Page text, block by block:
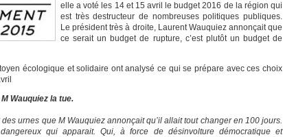
elle a voté les 14 et 15 avril le budget 2016 de la région qui
est très destructeur de nombreuses politiques publiques.
Le président très à droite, Laurent Wauquiez annonçait que
ce serait un budget de rupture, c’est plutôt un budget de
écologique et solidaire ont analysé ce qui se prépare avec ces choix
Wauquiez la tue.
urnes que M Wauquiez annonçait qu’il allait tout changer en 100 jours.
qui apparait. Qui, à force de désinvolture démocratique et